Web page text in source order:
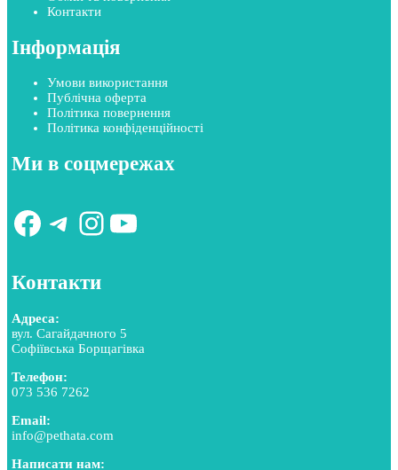
Контакти
Інформація
Умови використання
Публічна оферта
Політика повернення
Політика конфіденційності
Ми в соцмережах
Facebook
Telegram
Instagram
YouTube
Контакти
Адреса:
вул. Сагайдачного 5
Софіївська Борщагівка
Телефон:
073 536 7262
Email:
info@pethata.com
Написати нам: